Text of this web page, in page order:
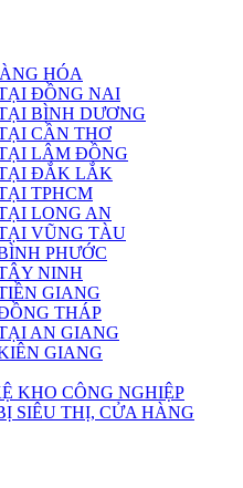
HÓA
ĐỒNG NAI
BÌNH DƯƠNG
CẦN THƠ
LÂM ĐỒNG
ĐẮK LẮK
TPHCM
LONG AN
VŨNG TÀU
PHƯỚC
NINH
GIANG
THÁP
AN GIANG
GIANG
KHO CÔNG NGHIỆP
SIÊU THỊ, CỬA HÀNG